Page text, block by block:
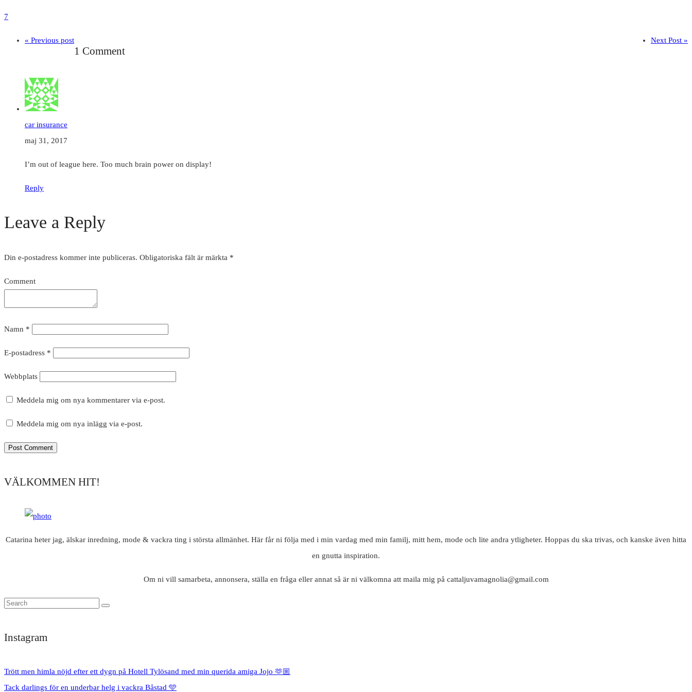
7
« Previous post Next Post »
1 Comment
car insurance
maj 31, 2017
I’m out of league here. Too much brain power on display!
Reply
Leave a Reply
Din e-postadress kommer inte publiceras. Obligatoriska fält är märkta *
Comment
Namn *
E-postadress *
Webbplats
Meddela mig om nya kommentarer via e-post.
Meddela mig om nya inlägg via e-post.
VÄLKOMMEN HIT!
Catarina heter jag, älskar inredning, mode & vackra ting i största allmänhet. Här får ni följa med i min vardag med min familj, mitt hem, mode och lite andra ytligheter. Hoppas du ska trivas, och kanske även hitta
en gnutta inspiration.
Om ni vill samarbeta, annonsera, ställa en fråga eller annat så är ni välkomna att maila mig på cattaljuvamagnolia@gmail.com
Instagram
Trött men himla nöjd efter ett dygn på Hotell Tylösand med min querida amiga Jojo 🫶🏼
Tack darlings för en underbar helg i vackra Båstad 🩵